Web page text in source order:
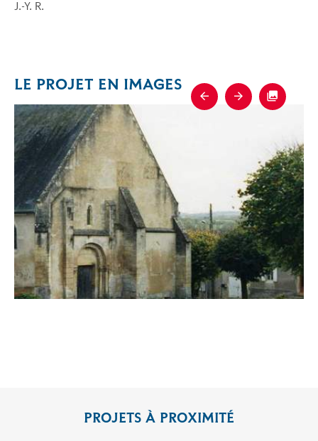
J.-Y. R.
LE PROJET EN IMAGES
Previous
Next
PROJETS À PROXIMITÉ